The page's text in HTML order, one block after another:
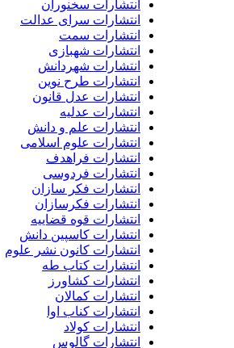
انتشارات سخنوران
انتشارات سرای عدالت
انتشارات سمت
انتشارات شهبازی
انتشارات شهردانش
انتشارات طرح نوین
انتشارات عدل قانون
انتشارات عدلیه
انتشارات علم و دانش
انتشارات علوم اسلامی
انتشارات فراهدف
انتشارات فردوسی
انتشارات فکر سازان
انتشارات فکرسازان
انتشارات قوه قضاییه
انتشارات کاسپین دانش
انتشارات کانون نشر علوم
انتشارات کتاب طه
انتشارات کشاورز
انتشارات کمالان
انتشارات کناب اوا
انتشارات کولاد
انتشارات گالوس